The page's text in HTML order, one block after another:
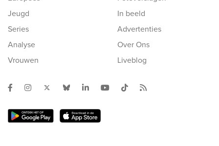
Jeugd
Series
Analyse
Vrouwen
In beeld
Advertenties
Over Ons
Liveblog